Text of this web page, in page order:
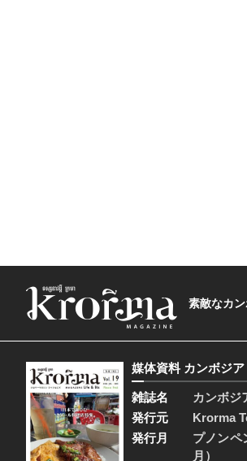
素敵なカ
媒体資料 カンボジ
雑誌名
カンボジ
発行元
Krorma
発行月
プノンペ
月）